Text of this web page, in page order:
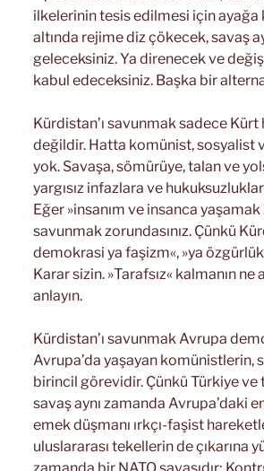
ilkelerinin tesis edilmesi için ayağa
altında rejime diz çökecek, savaş
geleceksiniz. Ya direnecek ve
kabul edeceksiniz. Başka bir
Kürdistan’ı savunmak sadece Kürt
değildir. Hatta komünist, sosyalist
yok. Savaşa, sömürüye, talan ve
yargısız infazlara ve
Eğer »insanım ve insanca
savunmak zorundasınız. Çünkü
demokrasi ya faşizm«, »ya
Karar sizin. »Tarafsız« kalmanın
anlayın.
Kürdistan’ı savunmak Avrupa
Avrupa’da yaşayan
birincil görevidir. Çünkü Türkiye
savaş aynı zamanda Avrupa’daki
emek düşmanı ırkçı-faşist
uluslararası tekellerin de çıkarına